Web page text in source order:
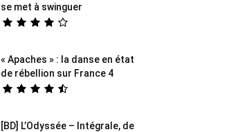
se met à swinguer
« Apaches » : la danse en état
de rébellion sur France 4
[BD] L’Odyssée – Intégrale, de